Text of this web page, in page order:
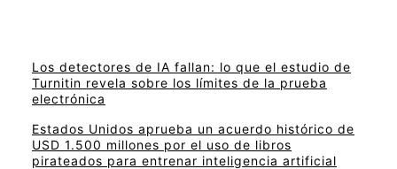
Los detectores de IA fallan: lo que el estudio de
Turnitin revela sobre los límites de la prueba
electrónica
Estados Unidos aprueba un acuerdo histórico de
USD 1.500 millones por el uso de libros
pirateados para entrenar inteligencia artificial